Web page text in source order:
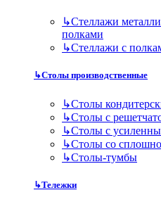
↳Стеллажи
полками
↳Стеллажи с
↳Столы производственные
↳Столы
↳Столы с
↳Столы с
↳Столы со
↳Столы-тумбы
↳Тележки